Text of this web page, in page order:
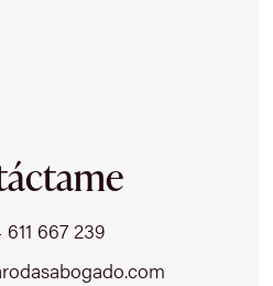
667 239